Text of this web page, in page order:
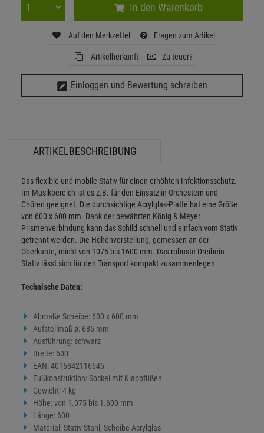
In den Warenkorb
Auf den Merkzettel Fragen zum Artikel
Artikelherkunft Zu teuer?
Einloggen und Bewertung schreiben
ARTIKELBESCHREIBUNG
Das flexible und mobile Stativ für einen erhöhten Infektionsschutz.
Im Musikbereich ist es z.B. für den Einsatz in Orchestern und
Chören geeignet. Die durchsichtige Acrylglas-Platte hat eine Größe
von 600 x 600 mm. Dank der bewährten König & Meyer
Prismenverbindung kann das Schild schnell und einfach vom Stativ
getrennt werden. Die Höhenverstellung, gemessen an der
Oberkante, reicht von 1075 bis 1600 mm. Das robuste Dreibein-
Stativ lässt sich für den Transport kompakt zusammenlegen.
Technische Daten:
Abmaße Scheibe: 600 x 600 mm
Aufstellmaß ø: 685 mm
Ausführung: schwarz
Breite: 600
EAN: 4016842116645
Fußkonstruktion: Sockel mit Klappfüßen
Gewicht: 4 kg
Höhe: von 1.075 bis 1.600 mm
Länge: 600
Material: Stativ Stahl, Scheibe Acrylglas